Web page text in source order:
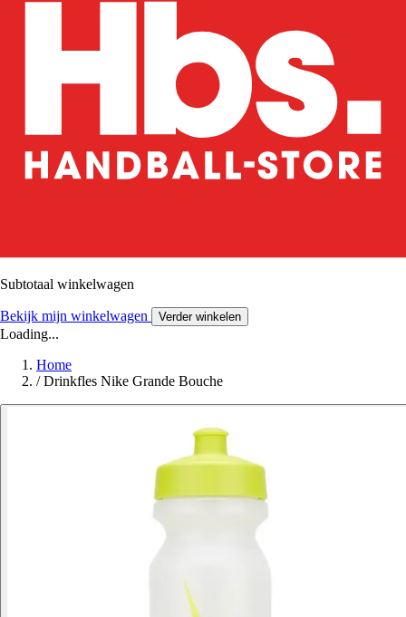
Subtotaal winkelwagen
Bekijk mijn winkelwagen Verder winkelen
Loading...
Home
/ Drinkfles Nike Grande Bouche